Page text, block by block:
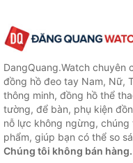
DangQuang.Watch chuyên
đồng hồ đeo tay Nam, Nữ,
thông minh, đồng hồ thể
tường, để bàn, phụ kiện
nỗ lực không ngừng,
phẩm, giúp bạn có thể so
Chúng tôi không bán hàng.